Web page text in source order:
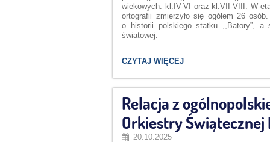
wiekowych: kl.IV-VI oraz kl.VII-VIII. W
ortografii zmierzyło się ogółem 26
o historii polskiego statku ,,Batory”, a
światowej.
XIII
DYKTANDO
NIEPODLEGŁOŚCIOWE
,,PO
POLSKU
HISTORII”:
CZYTAJ WIĘCEJ
Relacja z
Orkiestry Świątecznej
20.10.2025